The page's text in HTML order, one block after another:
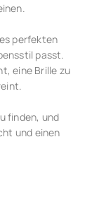
perfekten
passt.
eine Brille zu
finden, und
und einen